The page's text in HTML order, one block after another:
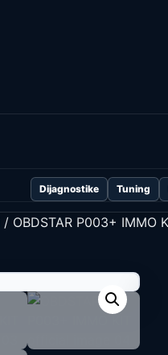
Dijagnostike Tuning
/ OBDSTAR P003+ IMMO